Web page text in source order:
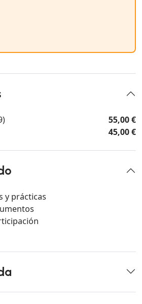
55,00 €
45,00 €
y prácticas